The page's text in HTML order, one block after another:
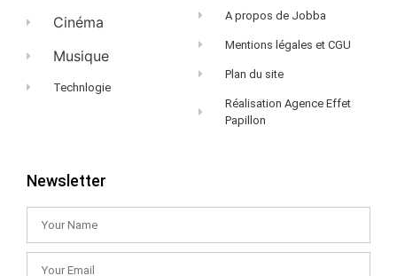
Cinéma
Musique
Technlogie
A propos de Jobba
Mentions légales et CGU
Plan du site
Réalisation Agence Effet
Papillon
Newsletter